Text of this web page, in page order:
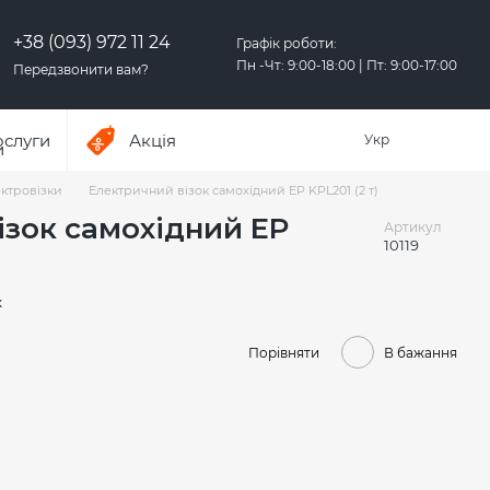
+38 (093) 972 11 24
Передзвонити вам?
Графік роботи:
Пн -Чт: 9:00-18:00 | Пт: 9:00-17:00
Акція Укр
Електричний візок самохідний EP KPL201 (2 т)
самохідний EP
Артикул
10119
Порівняти В бажання